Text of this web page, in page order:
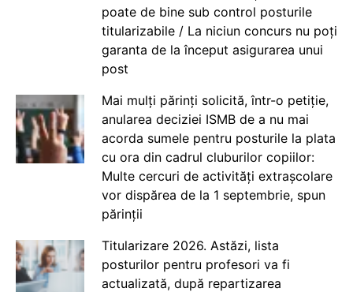
poate de bine sub control posturile
titularizabile / La niciun concurs nu poți
garanta de la început asigurarea unui
post
Mai mulți părinți solicită, într-o petiție,
anularea deciziei ISMB de a nu mai
acorda sumele pentru posturile la plata
cu ora din cadrul cluburilor copiilor:
Multe cercuri de activități extrașcolare
vor dispărea de la 1 septembrie, spun
părinții
Titularizare 2026. Astăzi, lista
posturilor pentru profesori va fi
actualizată, după repartizarea